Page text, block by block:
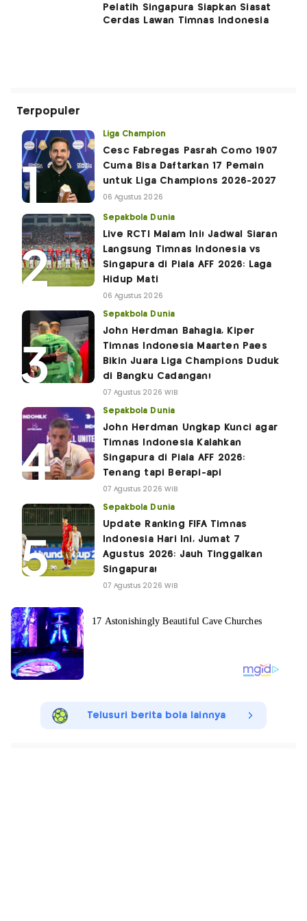
Pelatih Singapura Siapkan Siasat
Cerdas Lawan Timnas Indonesia
Terpopuler
Liga Champion
Cesc Fabregas Pasrah Como 1907
Cuma Bisa Daftarkan 17 Pemain
untuk Liga Champions 2026-2027
06 Agustus 2026
Sepakbola Dunia
Live RCTI Malam Ini! Jadwal Siaran
Langsung Timnas Indonesia vs
Singapura di Piala AFF 2026: Laga
Hidup Mati
06 Agustus 2026
Sepakbola Dunia
John Herdman Bahagia, Kiper
Timnas Indonesia Maarten Paes
Bikin Juara Liga Champions Duduk
di Bangku Cadangan!
07 Agustus 2026 WIB
Sepakbola Dunia
John Herdman Ungkap Kunci agar
Timnas Indonesia Kalahkan
Singapura di Piala AFF 2026:
Tenang tapi Berapi-api
07 Agustus 2026 WIB
Sepakbola Dunia
Update Ranking FIFA Timnas
Indonesia Hari Ini, Jumat 7
Agustus 2026: Jauh Tinggalkan
Singapura!
07 Agustus 2026 WIB
Telusuri berita bola lainnya